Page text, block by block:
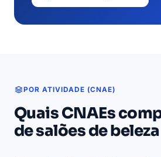
POR ATIVIDADE (CNAE)
Quais CNAEs
de salões de beleza